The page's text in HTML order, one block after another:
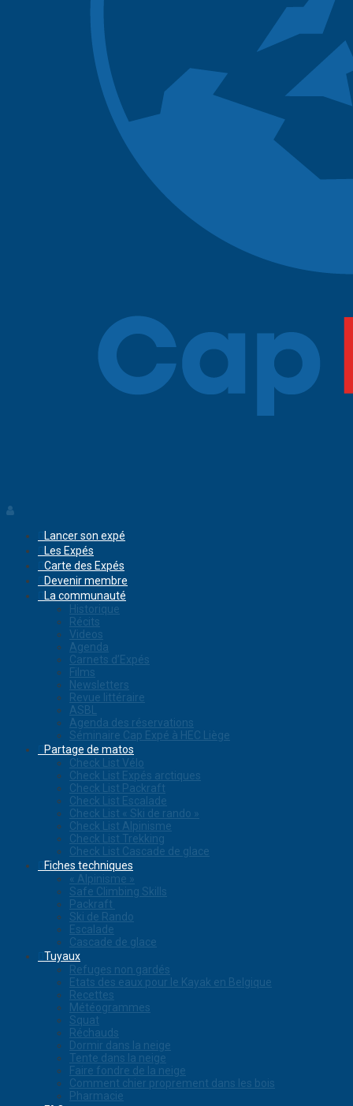
Lancer son expé
Les Expés
Carte des Expés
Devenir membre
La communauté
Historique
Récits
Videos
Agenda
Carnets d’Expés
Films
Newsletters
Revue littéraire
ASBL
Agenda des réservations
Séminaire Cap Expé à HEC Liège
Partage de matos
Check List Vélo
Check List Expés arctiques
Check List Packraft
Check List Escalade
Check List « Ski de rando »
Check List Alpinisme
Check List Trekking
Check List Cascade de glace
Fiches techniques
« Alpinisme »
Safe Climbing Skills
Packraft
Ski de Rando
Escalade
Cascade de glace
Tuyaux
Refuges non gardés
Etats des eaux pour le Kayak en Belgique
Recettes
Météogrammes
Squat
Réchauds
Dormir dans la neige
Tente dans la neige
Faire fondre de la neige
Comment chier proprement dans les bois
Pharmacie